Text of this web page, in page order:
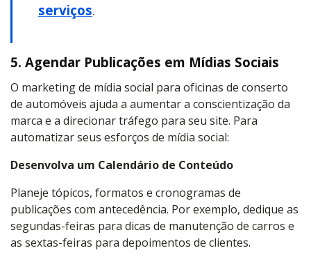
serviços.
5. Agendar Publicações em Mídias Sociais
O marketing de mídia social para oficinas de conserto
de automóveis ajuda a aumentar a conscientização da
marca e a direcionar tráfego para seu site. Para
automatizar seus esforços de mídia social:
Desenvolva um Calendário de Conteúdo
Planeje tópicos, formatos e cronogramas de
publicações com antecedência. Por exemplo, dedique as
segundas-feiras para dicas de manutenção de carros e
as sextas-feiras para depoimentos de clientes.